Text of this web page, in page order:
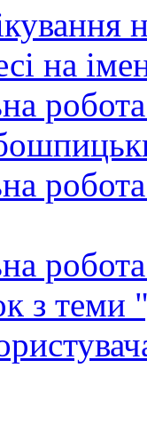
на
з теми